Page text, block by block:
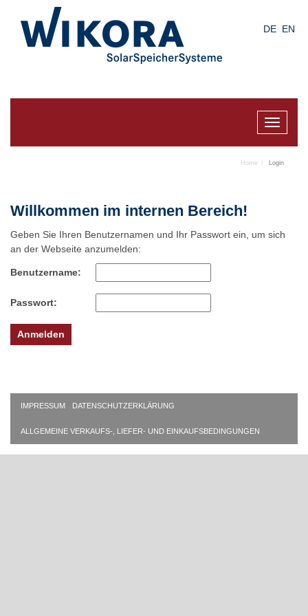
DE EN
Toggle
Home Login
Willkommen im internen Bereich!
Geben Sie Ihren Benutzernamen und Ihr Passwort ein, um sich
an der Webseite anzumelden:
Benutzername:
Passwort:
IMPRESSUM DATENSCHUTZERKLÄRUNG
ALLGEMEINE VERKAUFS-, LIEFER- UND EINKAUFSBEDINGUNGEN